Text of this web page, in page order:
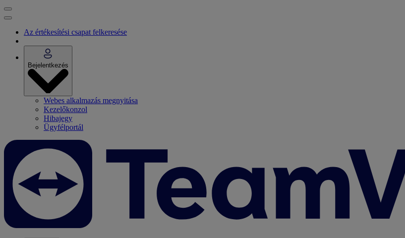
Az értékesítési csapat felkeresése
Bejelentkezés
Webes alkalmazás megnyitása
Kezelőkonzol
Hibajegy
Ügyfélportál